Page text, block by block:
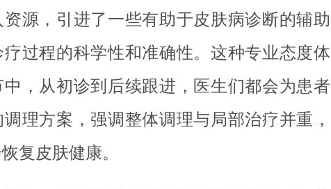
源，引进了一些有助于皮肤病诊断的辅助
过程的科学性和准确性。这种专业态度体
，从初诊到后续跟进，医生们都会为患者
理方案，强调整体调理与局部治疗并重，
复皮肤健康。